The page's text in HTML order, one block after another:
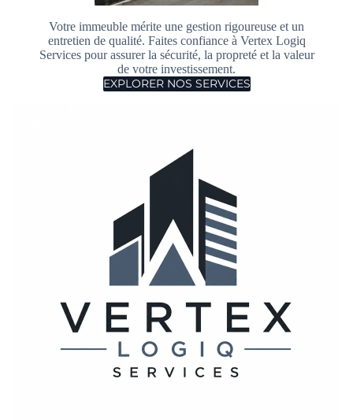
Votre immeuble mérite une gestion rigoureuse et un
entretien de qualité. Faites confiance à Vertex Logiq
Services pour assurer la sécurité, la propreté et la valeur
de votre investissement.
EXPLORER NOS SERVICES